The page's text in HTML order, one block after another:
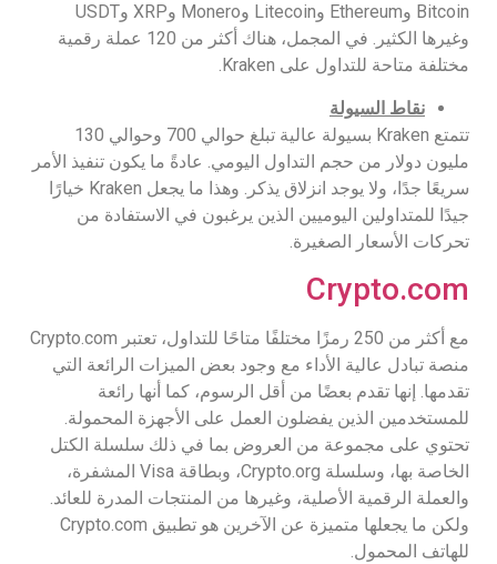
Bitcoin وEthereum وLitecoin وMonero وXRP وUSDT
وغيرها الكثير. في المجمل، هناك أكثر من 120 عملة رقمية
مختلفة متاحة للتداول على Kraken.
نقاط السيولة
تتمتع Kraken بسيولة عالية تبلغ حوالي 700 وحوالي 130
مليون دولار من حجم التداول اليومي. عادةً ما يكون تنفيذ الأمر
سريعًا جدًا، ولا يوجد انزلاق يذكر. وهذا ما يجعل Kraken خيارًا
جيدًا للمتداولين اليوميين الذين يرغبون في الاستفادة من
تحركات الأسعار الصغيرة.
Crypto.com
مع أكثر من 250 رمزًا مختلفًا متاحًا للتداول، تعتبر Crypto.com
منصة تبادل عالية الأداء مع وجود بعض الميزات الرائعة التي
تقدمها. إنها تقدم بعضًا من أقل الرسوم، كما أنها رائعة
للمستخدمين الذين يفضلون العمل على الأجهزة المحمولة.
تحتوي على مجموعة من العروض بما في ذلك سلسلة الكتل
الخاصة بها، وسلسلة Crypto.org، وبطاقة Visa المشفرة،
والعملة الرقمية الأصلية، وغيرها من المنتجات المدرة للعائد.
ولكن ما يجعلها متميزة عن الآخرين هو تطبيق Crypto.com
للهاتف المحمول.